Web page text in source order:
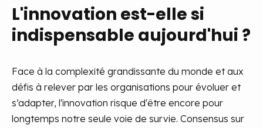
L'innovation est-elle si
indispensable aujourd'hui ?
Face à la complexité grandissante du monde et aux
défis à relever par les organisations pour évoluer et
s’adapter, l'innovation risque d'être encore pour
longtemps notre seule voie de survie. Consensus sur